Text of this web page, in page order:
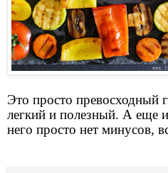
Это просто превосходный
легкий и полезный. А еще
него просто нет минусов,